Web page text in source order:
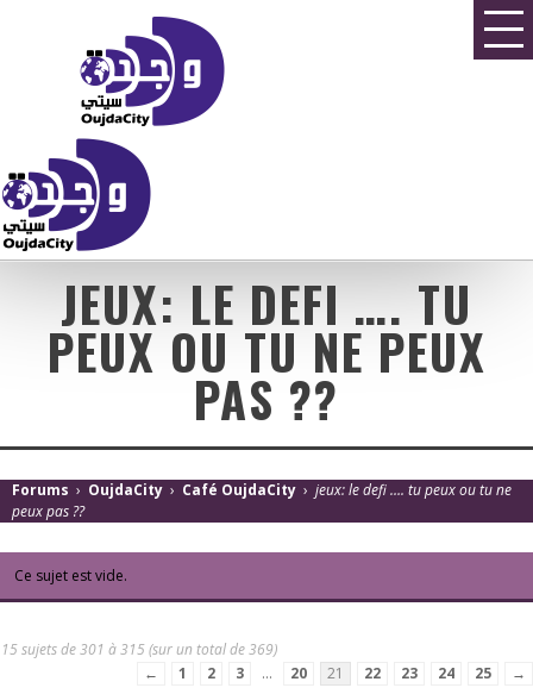
JEUX: LE DEFI …. TU
PEUX OU TU NE PEUX
PAS ??
Forums › OujdaCity › Café OujdaCity › jeux: le defi …. tu peux ou tu ne
peux pas ??
Ce sujet est vide.
15 sujets de 301 à 315 (sur un total de 369)
←
1 2 3 … 20 21 22 23 24 25 →